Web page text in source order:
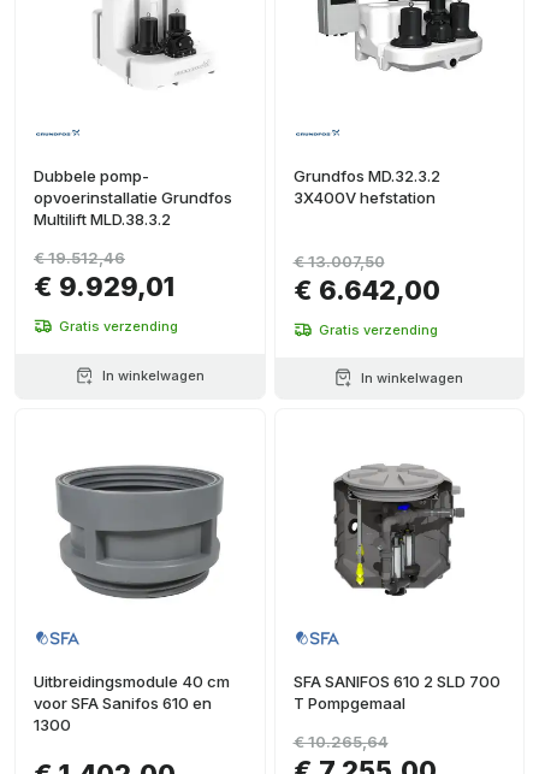
Dubbele pomp-
opvoerinstallatie Grundfos
Multilift MLD.38.3.2
€ 9.929,01
€ 19.512,46
Gratis verzending
In winkelwagen
Grundfos MD.32.3.2
3X400V hefstation
€ 6.642,00
€ 13.007,50
Gratis verzending
In winkelwagen
Uitbreidingsmodule 40 cm
voor SFA Sanifos 610 en
1300
SFA SANIFOS 610 2 SLD 700
T Pompgemaal
€ 10.265,64